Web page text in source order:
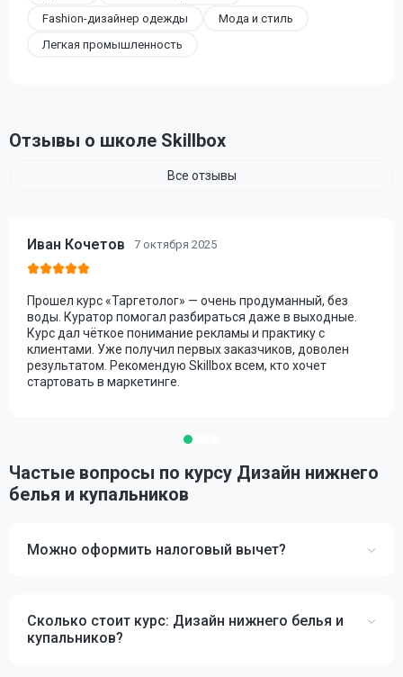
Fashion-дизайнер одежды
Мода и стиль
Легкая промышленность
Отзывы о школе Skillbox
Все отзывы
Иван Кочетов 7 октября 2025
Прошел курс «Таргетолог» — очень продуманный, без
воды. Куратор помогал разбираться даже в выходные.
Курс дал чёткое понимание рекламы и практику с
клиентами. Уже получил первых заказчиков, доволен
результатом. Рекомендую Skillbox всем, кто хочет
стартовать в маркетинге.
Частые вопросы по курсу Дизайн нижнего
белья и купальников
Можно оформить налоговый вычет?
Сколько стоит курс: Дизайн нижнего белья и
купальников?